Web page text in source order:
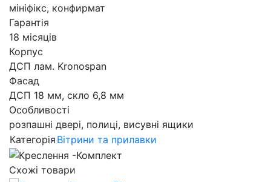
мініфікс, конфирмат
Гарантія
18 місяців
Корпус
ДСП лам. Kronospan
Фасад
ДСП 18 мм, скло 6,8 мм
Особливості
розпашні двері, полиці, висувні ящики
Категорія Вітрини та прилавки
Схожі товари